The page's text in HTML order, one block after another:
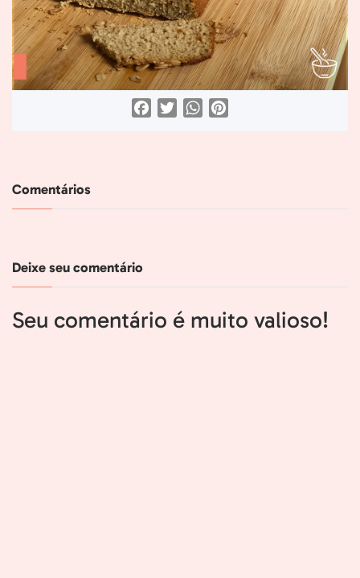
FacebookTwitterWhatsApp
Comentários
Deixe seu comentário
Seu comentário é muito valioso!